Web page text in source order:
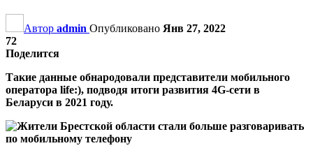
Автор admin Опубликовано Янв 27, 2022
72
Поделится
Такие данные обнародовали представители мобильного
оператора life:), подводя итоги развития 4G-сети в
Беларуси в 2021 году.